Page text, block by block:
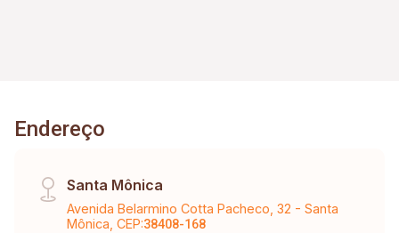
Endereço
Santa Mônica
Avenida Belarmino Cotta Pacheco, 32 - Santa
Mônica, CEP:38408-168